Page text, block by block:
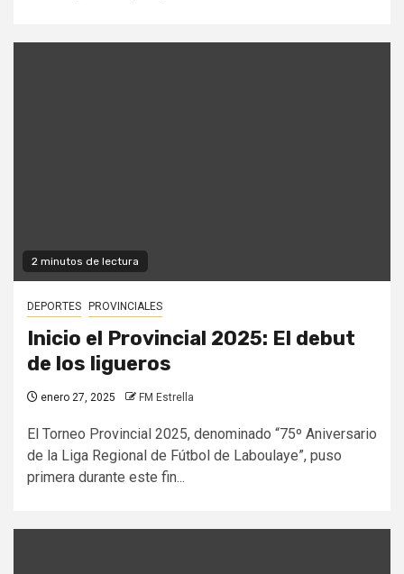
2 minutos de lectura
DEPORTES PROVINCIALES
Inicio el Provincial 2025: El debut
de los ligueros
enero 27, 2025 FM Estrella
El Torneo Provincial 2025, denominado “75º Aniversario
de la Liga Regional de Fútbol de Laboulaye”, puso
primera durante este fin...